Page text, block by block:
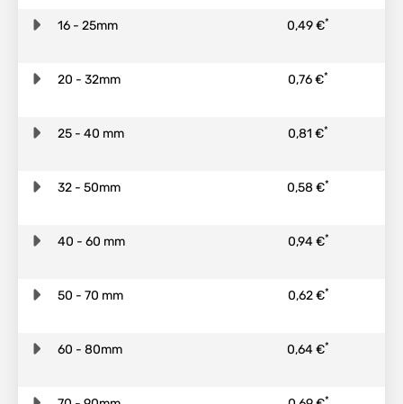
16 - 25mm 0,49 €*
20 - 32mm 0,76 €*
25 - 40 mm 0,81 €*
32 - 50mm 0,58 €*
40 - 60 mm 0,94 €*
50 - 70 mm 0,62 €*
60 - 80mm 0,64 €*
*